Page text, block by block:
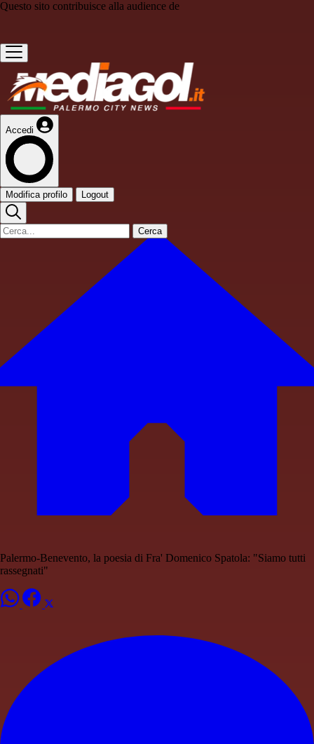
Questo sito contribuisce alla audience de
Accedi
Modifica profilo Logout
Cerca
Palermo-Benevento, la poesia di Fra' Domenico Spatola: "Siamo tutti
rassegnati"